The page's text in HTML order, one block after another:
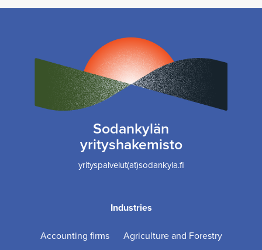
Sodankylän
yrityshakemisto
yrityspalvelut(at)sodankyla.fi
Industries
Accounting firms
Agriculture and Forestry